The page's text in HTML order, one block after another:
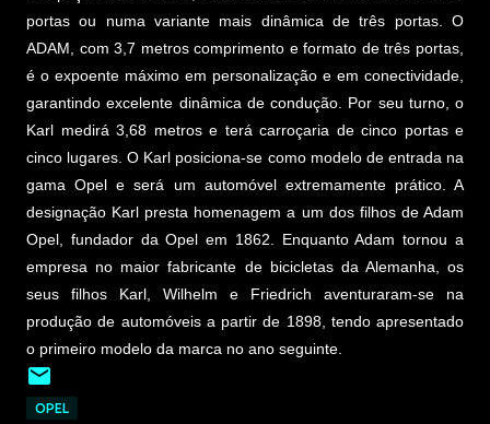
portas ou numa variante mais dinâmica de três portas. O
ADAM, com 3,7 metros comprimento e formato de três portas,
é o expoente máximo em personalização e em conectividade,
garantindo excelente dinâmica de condução. Por seu turno, o
Karl medirá 3,68 metros e terá carroçaria de cinco portas e
cinco lugares. O Karl posiciona-se como modelo de entrada na
gama Opel e será um automóvel extremamente prático. A
designação Karl presta homenagem a um dos filhos de Adam
Opel, fundador da Opel em 1862. Enquanto Adam tornou a
empresa no maior fabricante de bicicletas da Alemanha, os
seus filhos Karl, Wilhelm e Friedrich aventuraram-se na
produção de automóveis a partir de 1898, tendo apresentado
o primeiro modelo da marca no ano seguinte.
OPEL